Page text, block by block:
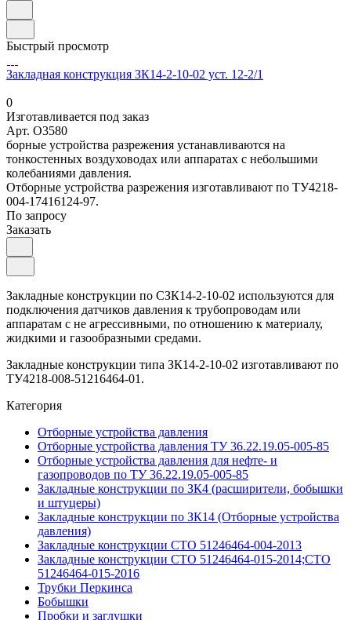
Быстрый просмотр
Закладная конструкция ЗК14-2-10-02 уст. 12-2/1
0
Изготавливается под заказ
Арт. O3580
борные устройства разрежения устанавливаются на
тонкостенных воздуховодах или аппаратах с небольшими
колебаниями давления.
Отборные устройства разрежения изготавливают по ТУ4218-
004-17416124-97.
По запросу
Заказать
Закладные конструкции по СЗК14-2-10-02 используются для
подключения датчиков давления к трубопроводам или
аппаратам с не агрессивными, по отношению к материалу,
жидкими и газообразными средами.
Закладные конструкции типа ЗК14-2-10-02 изготавливают по
ТУ4218-008-51216464-01.
Категория
Отборные устройства давления
Отборные устройства давления ТУ 36.22.19.05-005-85
Отборные устройства давления для нефте- и
газопроводов по ТУ 36.22.19.05-005-85
Закладные конструкции по ЗК4 (расширители, бобышки
и штуцеры)
Закладные конструкции по ЗК14 (Отборные устройства
давления)
Закладные конструкции СТО 51246464-004-2013
Закладные конструкции СТО 51246464-015-2014;СТО
51246464-015-2016
Трубки Перкинса
Бобышки
Пробки и заглушки